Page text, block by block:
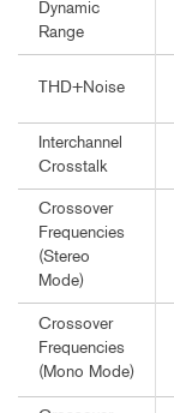
Dynamic
Range
THD+Noise
Interchannel
Crosstalk
Crossover
Frequencies
(Stereo
Mode)
Crossover
Frequencies
(Mono Mode)